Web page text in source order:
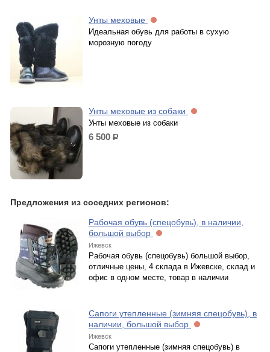
Унты меховые
Идеальная обувь для работы в сухую
морозную погоду
Унты меховые из собаки
Унты меховые из собаки
6 500 р.
Предложения из соседних регионов:
Рабочая обувь (спецобувь), в наличии,
большой выбор
Ижевск
Рабочая обувь (спецобувь) большой выбор,
отличные цены, 4 склада в Ижевске, склад и
офис в одном месте, товар в наличии
Сапоги утепленные (зимняя спецобувь), в
наличии, большой выбор
Ижевск
Сапоги утепленные (зимняя спецобувь) в